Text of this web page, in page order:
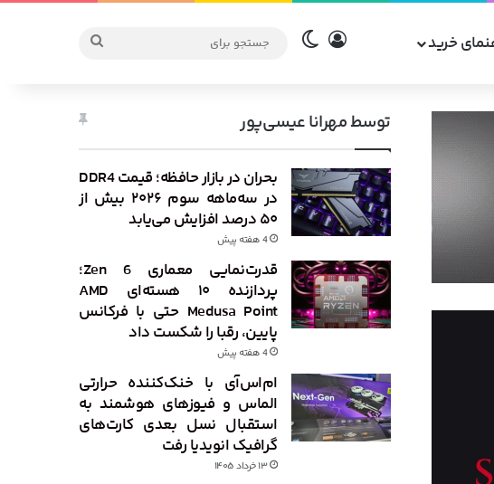
خرید ورودتغییر پوسته
جستجو
توسط مهرانا عیسی‌پور
بحران در بازار حافظه؛ قیمت DDR4
در سه‌ماهه سوم ۲۰۲۶ بیش از
۵۰ درصد افزایش می‌یابد
4 هفته پیش
قدرت‌نمایی معماری Zen 6؛
پردازنده ۱۰ هسته‌ای AMD
Medusa Point حتی با فرکانس
پایین، رقبا را شکست داد
4 هفته پیش
ام‌اس‌آی با خنک‌کننده حرارتی
الماس و فیوزهای هوشمند به
استقبال نسل بعدی کارت‌های
گرافیک انویدیا رفت
۱۳ خرداد ۱۴۰۵